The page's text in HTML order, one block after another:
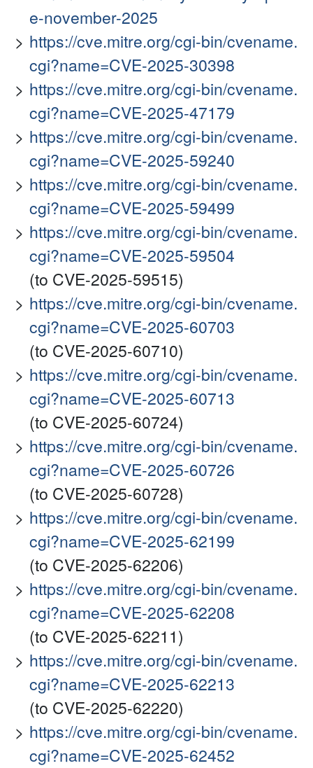
e-november-2025
https://cve.mitre.org/cgi-bin/cvename.
cgi?name=CVE-2025-30398
https://cve.mitre.org/cgi-bin/cvename.
cgi?name=CVE-2025-47179
https://cve.mitre.org/cgi-bin/cvename.
cgi?name=CVE-2025-59240
https://cve.mitre.org/cgi-bin/cvename.
cgi?name=CVE-2025-59499
https://cve.mitre.org/cgi-bin/cvename.
cgi?name=CVE-2025-59504
(to CVE-2025-59515)
https://cve.mitre.org/cgi-bin/cvename.
cgi?name=CVE-2025-60703
(to CVE-2025-60710)
https://cve.mitre.org/cgi-bin/cvename.
cgi?name=CVE-2025-60713
(to CVE-2025-60724)
https://cve.mitre.org/cgi-bin/cvename.
cgi?name=CVE-2025-60726
(to CVE-2025-60728)
https://cve.mitre.org/cgi-bin/cvename.
cgi?name=CVE-2025-62199
(to CVE-2025-62206)
https://cve.mitre.org/cgi-bin/cvename.
cgi?name=CVE-2025-62208
(to CVE-2025-62211)
https://cve.mitre.org/cgi-bin/cvename.
cgi?name=CVE-2025-62213
(to CVE-2025-62220)
https://cve.mitre.org/cgi-bin/cvename.
cgi?name=CVE-2025-62452